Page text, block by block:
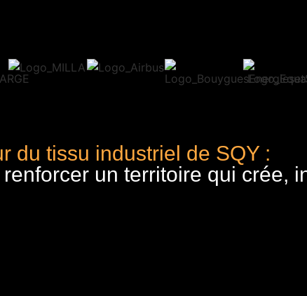
du tissu industriel de SQY :
un territoire qui crée,